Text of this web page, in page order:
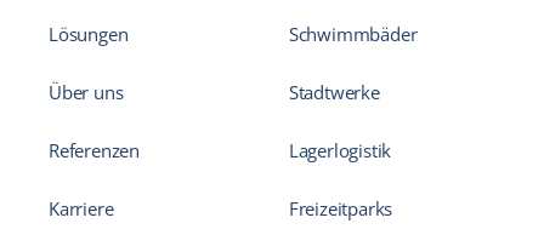
Lösungen
Über uns
Referenzen
Karriere
Schwimmbäder
Stadtwerke
Lagerlogistik
Freizeitparks